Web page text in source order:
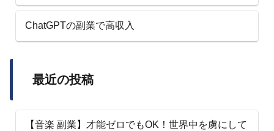
ChatGPTの副業で高収入
最近の投稿
【音楽 副業】才能ゼロでもOK！世界中を虜にして